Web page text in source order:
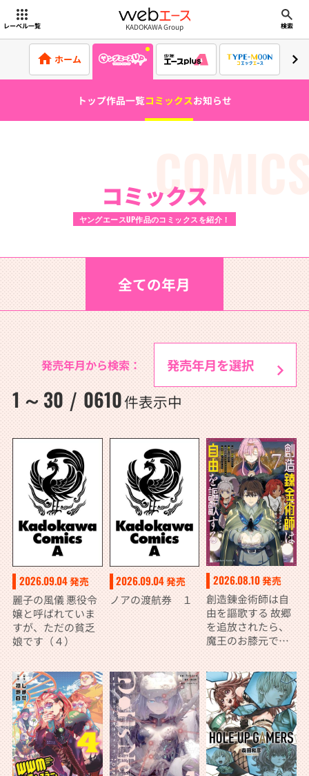
レーベル一覧 webエース
KADOKAWA Group 検索
ホーム
トップ作品一覧コミックスお知らせ
コミックス
ヤングエースUP作品のコミックスを紹介！
全ての年月
1 ～ 30 / 0610件表示中
発売年月から検索：
2026.09.04発売
麗子の風儀 悪役令
嬢と呼ばれていま
すが、ただの貧乏
娘です（４）
2026.09.04発売
ノアの渡航券 １
2026.08.10発売
創造錬金術師は自
由を謳歌する 故郷
を追放されたら、
魔王のお膝元で超
になりました (７)